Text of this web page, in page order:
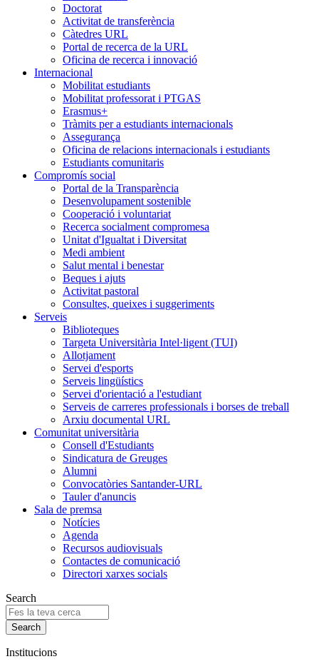
Doctorat
Activitat de transferència
Càtedres URL
Portal de recerca de la URL
Oficina de recerca i innovació
Internacional
Mobilitat estudiants
Mobilitat professorat i PTGAS
Erasmus+
Tràmits per a estudiants internacionals
Assegurança
Oficina de relacions internacionals i estudiants
Estudiants comunitaris
Compromís social
Portal de la Transparència
Desenvolupament sostenible
Cooperació i voluntariat
Recerca socialment compromesa
Unitat d'Igualtat i Diversitat
Medi ambient
Salut mental i benestar
Beques i ajuts
Activitat pastoral
Consultes, queixes i suggeriments
Serveis
Biblioteques
Targeta Universitària Intel·ligent (TUI)
Allotjament
Servei d'esports
Serveis lingüístics
Servei d'orientació a l'estudiant
Serveis de carreres professionals i borses de treball
Arxiu documental URL
Comunitat universitària
Consell d'Estudiants
Sindicatura de Greuges
Alumni
Convocatòries Santander-URL
Tauler d'anuncis
Sala de premsa
Notícies
Agenda
Recursos audiovisuals
Contactes de comunicació
Directori xarxes socials
Search
Institucions